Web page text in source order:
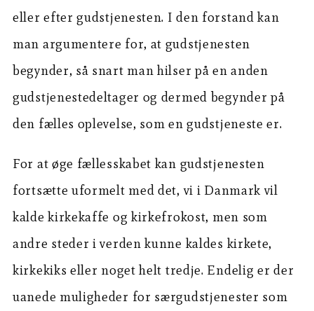
eller efter gudstjenesten. I den forstand kan
man argumentere for, at gudstjenesten
begynder, så snart man hilser på en anden
gudstjenestedeltager og dermed begynder på
den fælles oplevelse, som en gudstjeneste er.
For at øge fællesskabet kan gudstjenesten
fortsætte uformelt med det, vi i Danmark vil
kalde kirkekaffe og kirkefrokost, men som
andre steder i verden kunne kaldes kirkete,
kirkekiks eller noget helt tredje. Endelig er der
uanede muligheder for særgudstjenester som